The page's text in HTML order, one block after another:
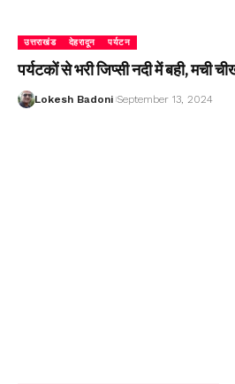
उत्तराखंड देहरादून पर्यटन
पर्यटकों से भरी जिप्सी नदी में बही, मची
Lokesh Badoni September 13, 2024